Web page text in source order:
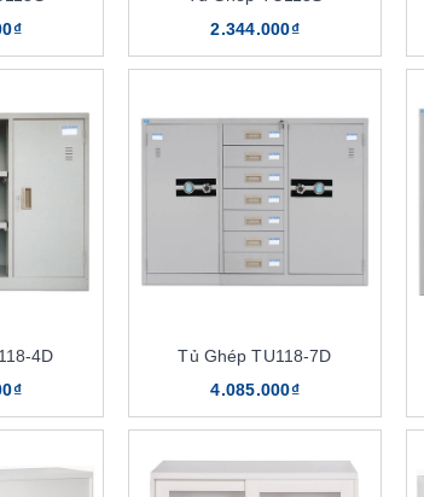
2.344.000₫
4D
Tủ Ghép TU118-7D
4.085.000₫